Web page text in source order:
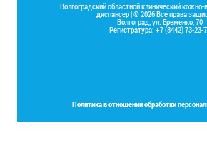
Волгоградский областной клинический кожно-
диспансер | © 2026 Все права
Волгоград, ул. Еременко, 70
Регистратура: +7 (8442) 73-23-
Политика в отношении обработки
Place your Footer Content here